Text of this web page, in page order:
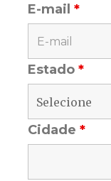
E-mail*
Estado*
Cidade*